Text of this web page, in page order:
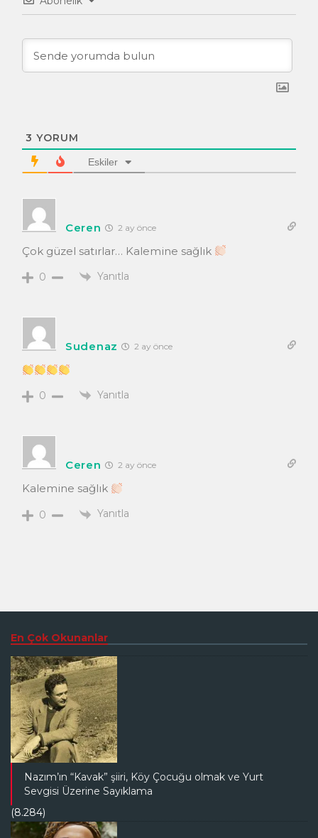
3 YORUM
Eskiler
Ceren 2 ay önce
Çok güzel satırlar… Kalemine sağlık
0 Yanıtla
Sudenaz 2 ay önce
0 Yanıtla
Ceren 2 ay önce
Kalemine sağlık
0 Yanıtla
En Çok Okunanlar
Nazım’ın “Kavak” şiiri, Köy Çocuğu olmak ve Yurt
Sevgisi Üzerine Sayıklama
(8.284)